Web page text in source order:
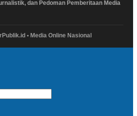
dan Pedoman Pemberitaan Media
• Media Online Nasional